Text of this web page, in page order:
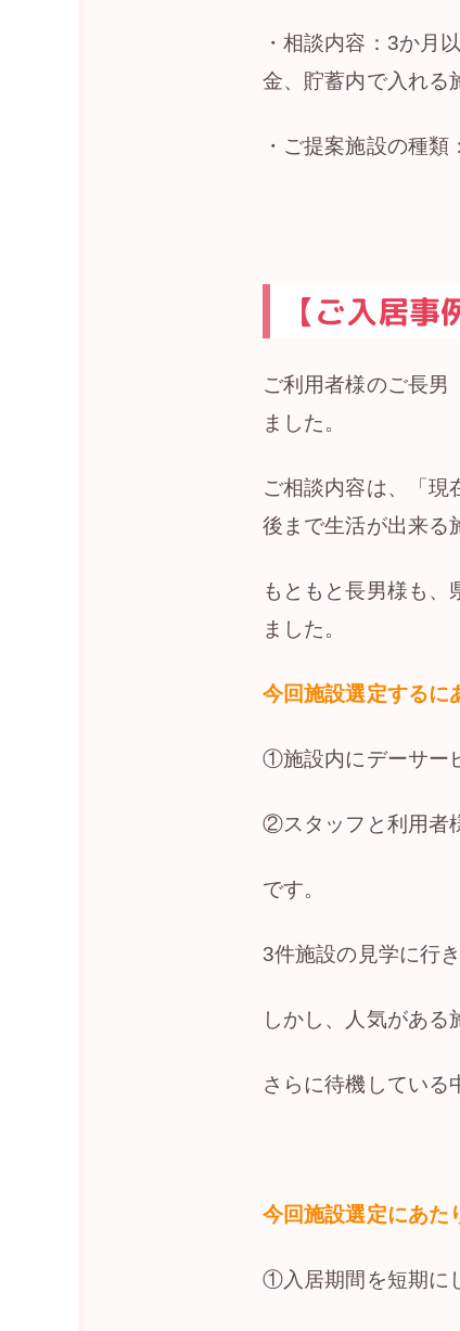
・相談内容：3か月
金、貯蓄内で入れる
・ご提案施設の種
【ご入居事
ご利用者様のご長男
ました。
ご相談内容は、「現
後まで生活が出来る
もともと長男様も、
ました。
今回施設選定するに
①施設内にデーサー
②スタッフと利用者
です。
3件施設の見学に行
しかし、人気がある
さらに待機している
今回施設選定にあた
①入居期間を短期に